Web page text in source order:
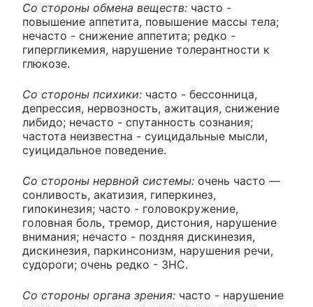
Со стороны обмена веществ: часто -
повышение аппетита, повышение массы тела;
нечасто - снижение аппетита; редко -
гипергликемия, нарушение толерантности к
глюкозе.
Со стороны психики: часто - бессонница,
депрессия, нервозность, ажитация, снижение
либидо; нечасто - спутанность сознания;
частота неизвестна - суицидальные мысли,
суицидальное поведение.
Со стороны нервной системы: очень часто —
сонливость, акатизия, гиперкинез,
гипокинезия; часто - головокружение,
головная боль, тремор, дистония, нарушение
внимания; нечасто - поздняя дискинезия,
дискинезия, паркинсонизм, нарушения речи,
судороги; очень редко - ЗНС.
Со стороны органа зрения: часто - нарушение